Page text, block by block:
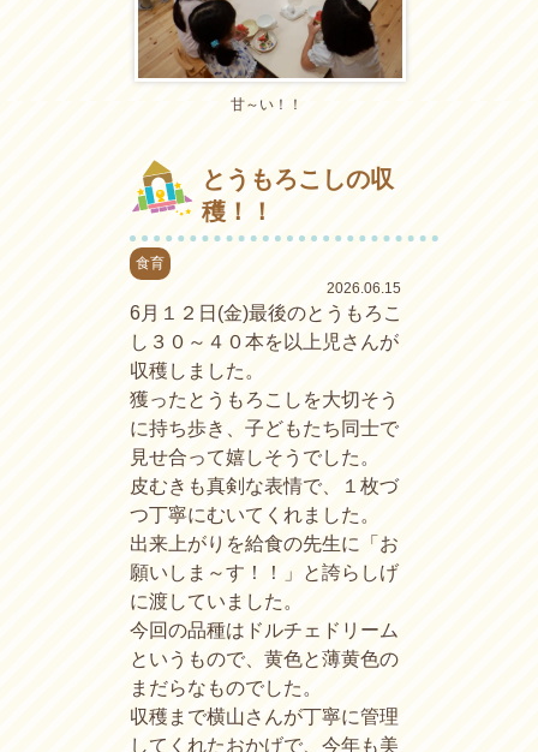
甘～い！！
とうもろこしの収
穫！！
食育
2026.06.15
6月１２日(金)最後のとうもろこ
し３０～４０本を以上児さんが
収穫しました。
獲ったとうもろこしを大切そう
に持ち歩き、子どもたち同士で
見せ合って嬉しそうでした。
皮むきも真剣な表情で、１枚づ
つ丁寧にむいてくれました。
出来上がりを給食の先生に「お
願いしま～す！！」と誇らしげ
に渡していました。
今回の品種はドルチェドリーム
というもので、黄色と薄黄色の
まだらなものでした。
収穫まで横山さんが丁寧に管理
してくれたおかげで、今年も美